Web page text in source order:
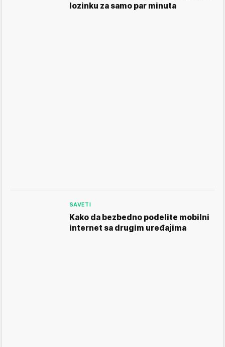
lozinku za samo par minuta
SAVETI
Kako da bezbedno podelite mobilni
internet sa drugim uređajima